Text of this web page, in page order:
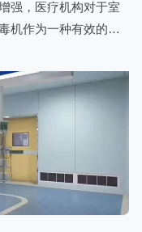
强，医疗机构对于室
机作为一种有效的室